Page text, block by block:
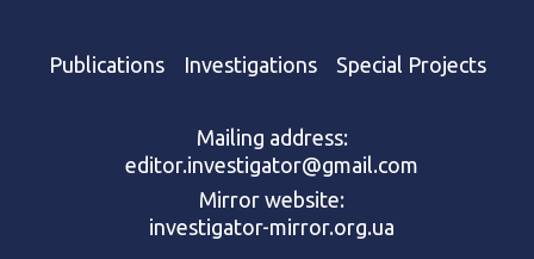
Publications Investigations Special Projects
Mailing address:
editor.investigator@gmail.com
Mirror website:
investigator-mirror.org.ua